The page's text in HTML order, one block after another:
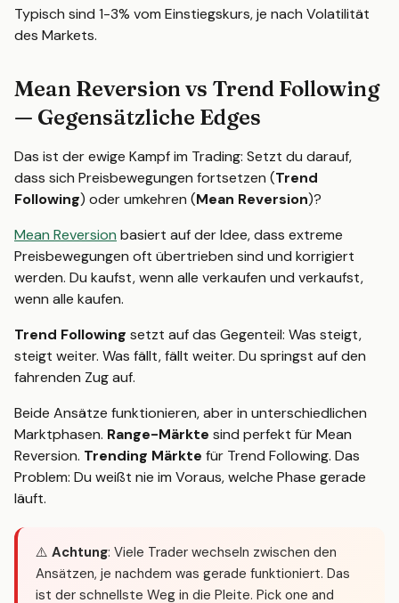
Typisch sind 1-3% vom Einstiegskurs, je nach Volatilität
des Markets.
Mean Reversion vs Trend Following
— Gegensätzliche Edges
Das ist der ewige Kampf im Trading: Setzt du darauf,
dass sich Preisbewegungen fortsetzen (Trend
Following) oder umkehren (Mean Reversion)?
Mean Reversion basiert auf der Idee, dass extreme
Preisbewegungen oft übertrieben sind und korrigiert
werden. Du kaufst, wenn alle verkaufen und verkaufst,
wenn alle kaufen.
Trend Following setzt auf das Gegenteil: Was steigt,
steigt weiter. Was fällt, fällt weiter. Du springst auf den
fahrenden Zug auf.
Beide Ansätze funktionieren, aber in unterschiedlichen
Marktphasen. Range-Märkte sind perfekt für Mean
Reversion. Trending Märkte für Trend Following. Das
Problem: Du weißt nie im Voraus, welche Phase gerade
läuft.
⚠️ Achtung: Viele Trader wechseln zwischen den
Ansätzen, je nachdem was gerade funktioniert. Das
ist der schnellste Weg in die Pleite. Pick one and